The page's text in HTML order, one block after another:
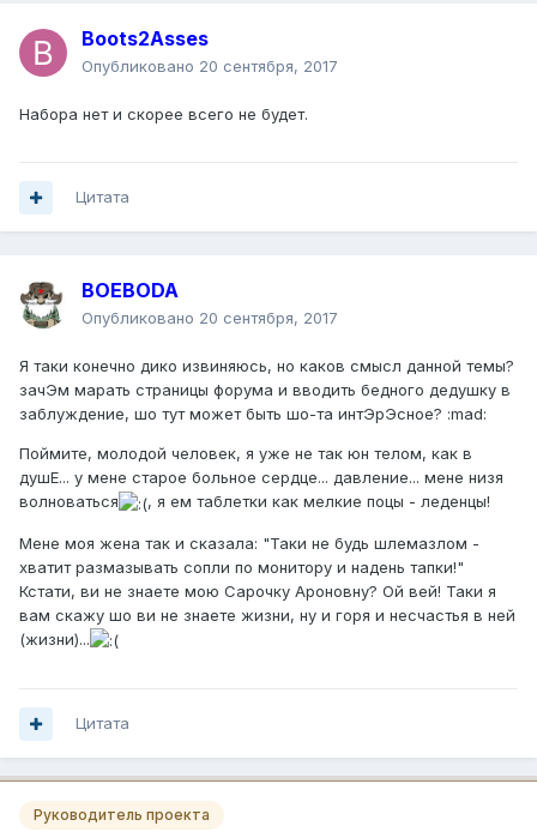
Boots2Asses
Опубликовано 20 сентября, 2017
Набора нет и скорее всего не будет.
Цитата
BOEBODA
Опубликовано 20 сентября, 2017
Я таки конечно дико извиняюсь, но каков смысл данной темы?
зачЭм марать страницы форума и вводить бедного дедушку в
заблуждение, шо тут может быть шо-та интЭрЭсное? :mad:
Поймите, молодой человек, я уже не так юн телом, как в
душЕ... у мене старое больное сердце... давление... мене низя
волноваться
, я ем таблетки как мелкие поцы - леденцы!
Мене моя жена так и сказала: "Таки не будь шлемазлом -
хватит размазывать сопли по монитору и надень тапки!"
Кстати, ви не знаете мою Сарочку Ароновну? Ой вей! Таки я
вам скажу шо ви не знаете жизни, ну и горя и несчастья в ней
(жизни)...
Цитата
Руководитель проекта